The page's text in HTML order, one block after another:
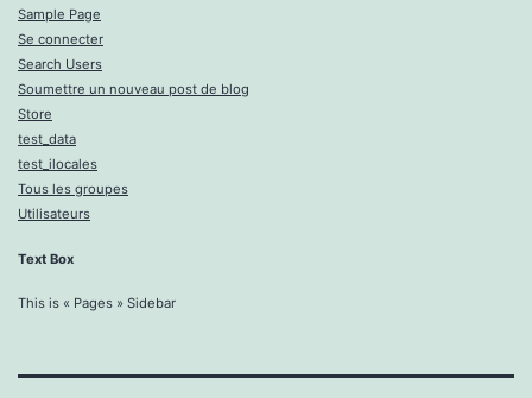
Sample Page
Se connecter
Search Users
Soumettre un nouveau post de blog
Store
test_data
test_ilocales
Tous les groupes
Utilisateurs
Text Box
This is « Pages » Sidebar